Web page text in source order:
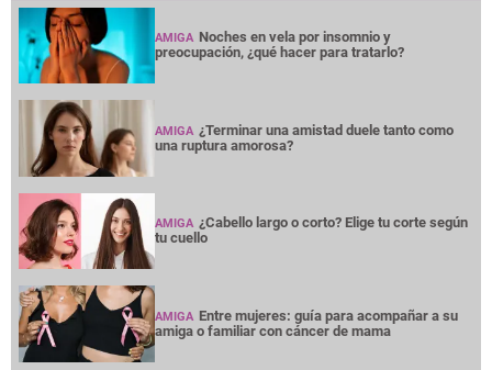
AMIGA Noches en vela por insomnio y
preocupación, ¿qué hacer para tratarlo?
AMIGA ¿Terminar una amistad duele tanto como
una ruptura amorosa?
AMIGA ¿Cabello largo o corto? Elige tu corte según
tu cuello
AMIGA Entre mujeres: guía para acompañar a su
amiga o familiar con cáncer de mama